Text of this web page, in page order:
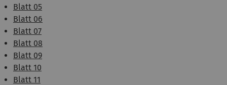
Blatt 05
Blatt 06
Blatt 07
Blatt 08
Blatt 09
Blatt 10
Blatt 11